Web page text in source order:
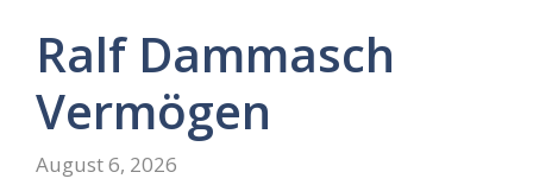
Ralf Dammasch
Vermögen
August 6, 2026